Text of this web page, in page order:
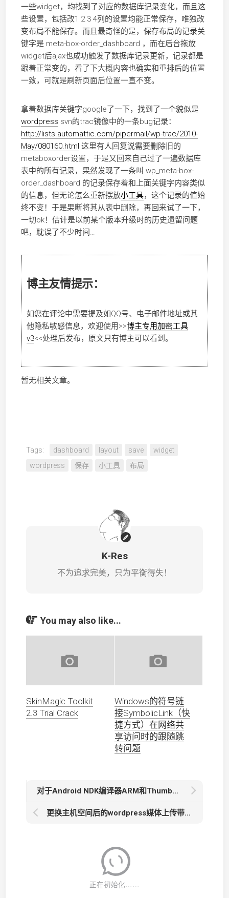
一些widget，均找到了对应的数据库记录变化，而且这
些设置，包括改1 2 3 4列的设置均能正常保存，唯独改
变布局不能保存。而且最奇怪的是，保存布局的记录关
键字是 meta-box-order_dashboard ，而在后台拖放
widget后ajax也成功触发了数据库记录更新，记录都是
跟着正常变的，看了下大概内容也确实和重排后的位置
一致，可就是刷新页面后位置一直不变。
拿着数据库关键字google了一下，找到了一个貌似是
wordpress svn的trac镜像中的一条bug记录：
http://lists.automattic.com/pipermail/wp-trac/2010-
May/080160.html 这里有人回复说需要删除旧的
metaboxorder设置，于是又回来自己过了一遍数据库
表中的所有记录，果然发现了一条叫 wp_meta-box-
order_dashboard 的记录保存着和上面关键字内容类似
的信息，但无论怎么重新摆放小工具，这个记录的值始
终不变！于是果断将其从表中删除，再回来试了一下，
一切ok！估计是以前某个版本升级时的历史遗留问题
吧，耽误了不少时间…
博主友情提示：
如您在评论中需要提及如QQ号、电子邮件地址或其
他隐私敏感信息，欢迎使用>>博主专用加密工具
v3<<处理后发布，原文只有博主可以看到。
暂无相关文章。
Tags: dashboard layout save
widget
wordpress
保存 小工具 布局
K-Res
不为追求完美，只为平衡得失！
You may also like...
SkinMagic Toolkit
2.3 Trial Crack
Windows的符号链
接SymbolicLink（快
捷方式）在网络共
享访问时的跟随跳
转问题
对于Android NDK编译器ARM和Thumb模式的理解及Toolchain的切换clang编译器
更换主机空间后的wordpress媒体上传带中文文件名图片的问题